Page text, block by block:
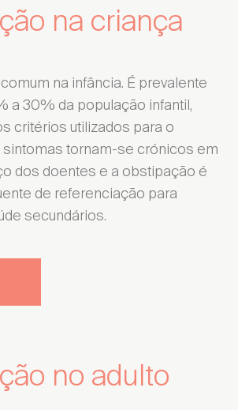
na criança
na infância. É prevalente
a 30% da população infantil,
critérios utilizados para o
sintomas tornam-se crónicos em
dos doentes e a obstipação é
de referenciação para
secundários.
no adulto